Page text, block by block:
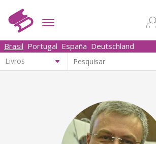
Brasil Portugal España Deutschland